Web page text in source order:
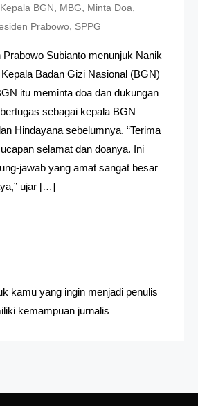
Kepala BGN, MBG, Minta Doa,
Prabowo, SPPG
Subianto menunjuk Nanik
Badan Gizi Nasional (BGN)
itu meminta doa dan dukungan
sebagai kepala BGN
Hindayana sebelumnya. “Terima
selamat dan doanya. Ini
jawab yang amat sangat besar
ujar […]
kamu yang ingin menjadi penulis
kemampuan jurnalis